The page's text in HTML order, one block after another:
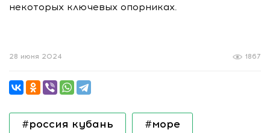
некоторых ключевых опорниках.
1867
28 июня 2024
#россия кубань #море